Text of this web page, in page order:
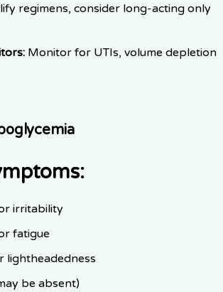
regimens, consider long-acting only
Monitor for UTIs, volume depletion
irritability
fatigue
lightheadedness
be absent)